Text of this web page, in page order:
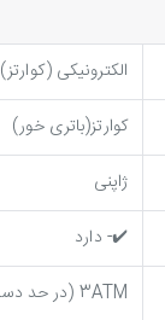
الکترونیکی (کوارتز)
کوارتز(باتری خور)
ژاپنی
✔️- دارد
3ATM (در حد دست و صورت شستن)